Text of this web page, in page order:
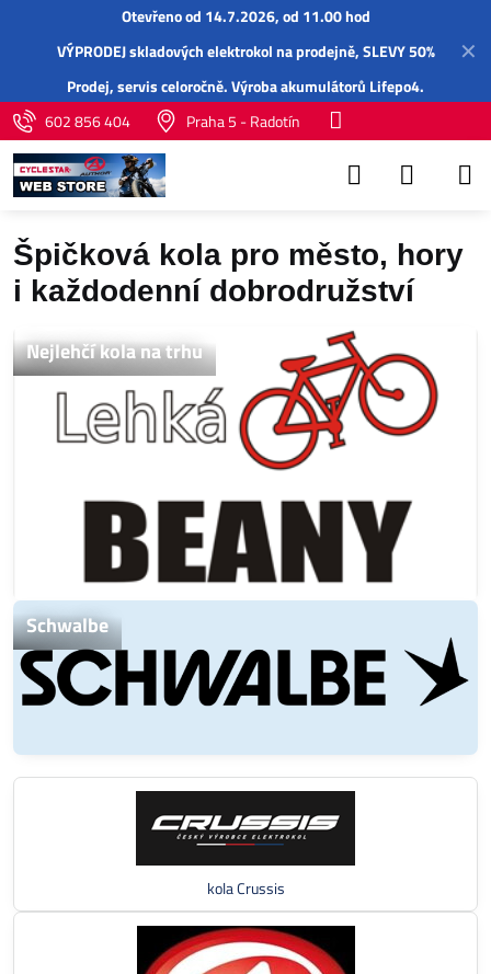
✕
Otevřeno od 14.7.2026, od 11.00 hod
VÝPRODEJ skladových elektrokol na prodejně, SLEVY 50%
Prodej,servisceloročně.Výroba akumulátorů Lifepo4.
602 856 404
Praha 5 - Radotín
Špičková kola pro město, hory
i každodenní dobrodružství
Nejlehčí kola na trhu
Schwalbe
kola Crussis